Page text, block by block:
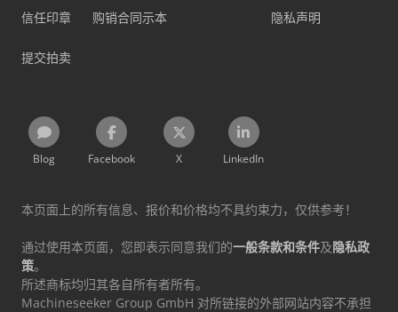
信任印章
提交拍卖
购销合同示本 隐私声明
Blog Facebook X LinkedIn
本页面上的所有信息、报价和价格均不具约束力，仅供参考！
通过使用本页面，您即表示同意我们的一般条款和条件及隐私政
策。
所述商标均归其各自所有者所有。
Machineseeker Group GmbH 对所链接的外部网站内容不承担